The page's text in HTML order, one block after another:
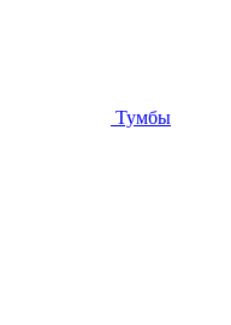
Тумбы